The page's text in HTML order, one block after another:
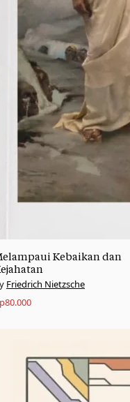
Kebaikan dan
Friedrich Nietzsche
80.000